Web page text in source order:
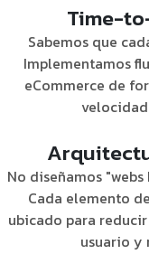
Time-
Sabemos que
Implementamos
eCommerce de
No diseñamos
Cada elemento
ubicado para
usuario y